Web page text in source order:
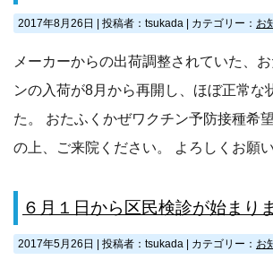
2017年8月26日 投稿者：tsukada カテゴリー： お
メーカーからの出荷調整されていた、
ンの入荷が8月から再開し、ほぼ正常な
た。 おたふくかぜワクチン予防接種希
の上、ご来院ください。 よろしくお願
６月１日から区民検診が始まり
2017年5月26日 投稿者：tsukada カテゴリー： お